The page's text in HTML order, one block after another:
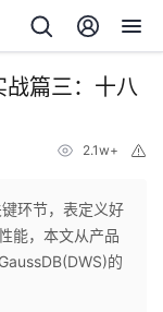
篇三：十八
2.1w+
环节，表定义好
能，本文从产品
的